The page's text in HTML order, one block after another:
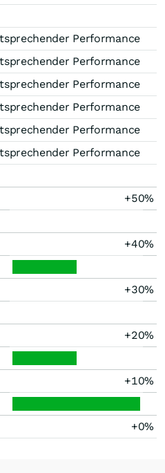
Performance
Performance
Performance
Performance
Performance
Performance
+50%
+40%
+30%
+20%
+10%
+0%